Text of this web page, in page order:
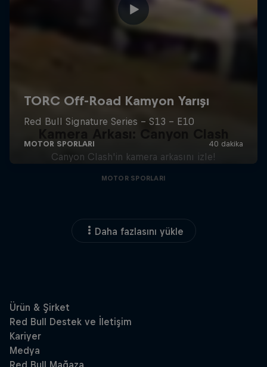
Kamera Arkası: Canyon Clash
Canyon Clash'in kamera arkasını izle!
MOTOR SPORLARI
Daha fazlasını yükle